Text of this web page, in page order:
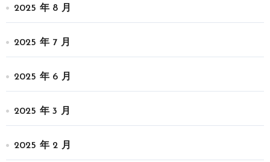
2025 年 8 月
2025 年 7 月
2025 年 6 月
2025 年 3 月
2025 年 2 月